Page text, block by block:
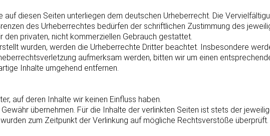
diesen Seiten unterliegen dem deutschen Urheberrecht. Die
des Urheberrechtes bedürfen der schriftlichen Zustimmung des
den privaten, nicht kommerziellen Gebrauch gestattet.
wurden, werden die Urheberrechte Dritter beachtet. Insbesondere
aufmerksam werden, bitten wir um einen
Inhalte umgehend entfernen.
auf deren Inhalte wir keinen Einfluss haben.
übernehmen. Für die Inhalte der verlinkten Seiten ist stets der
zum Zeitpunkt der Verlinkung auf mögliche Rechtsverstöße